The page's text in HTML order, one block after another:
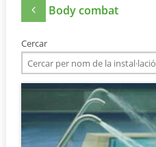
Body combat
Cercar